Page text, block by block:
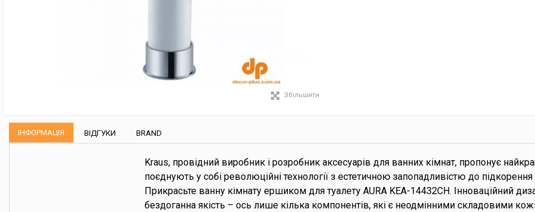
Збільшити
ІНФОРМАЦІЯ ВІДГУКИ BRAND
Kraus, провідний виробник і розробник аксесуарів для ванних кімнат, пропонує
поєднують у собі революційні технології з естетичною запопадливістю до
Прикрасьте ванну кімнату ершиком для туалету AURA KEA-14432CH. Інноваційний
бездоганна якість – ось лише кілька компонентів, які є неодмінними складовими